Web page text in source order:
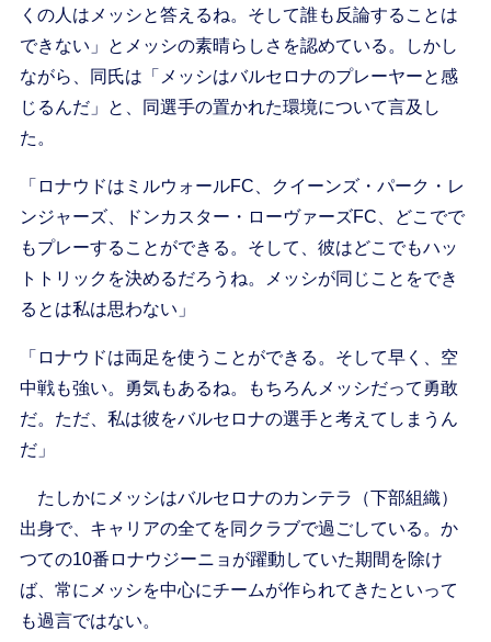
くの人はメッシと答えるね。そして誰も反論することは
できない」とメッシの素晴らしさを認めている。しかし
ながら、同氏は「メッシはバルセロナのプレーヤーと感
じるんだ」と、同選手の置かれた環境について言及し
た。
「ロナウドはミルウォールFC、クイーンズ・パーク・レ
ンジャーズ、ドンカスター・ローヴァーズFC、どこでで
もプレーすることができる。そして、彼はどこでもハッ
トトリックを決めるだろうね。メッシが同じことをでき
るとは私は思わない」
「ロナウドは両足を使うことができる。そして早く、空
中戦も強い。勇気もあるね。もちろんメッシだって勇敢
だ。ただ、私は彼をバルセロナの選手と考えてしまうん
だ」
たしかにメッシはバルセロナのカンテラ（下部組織）
出身で、キャリアの全てを同クラブで過ごしている。か
つての10番ロナウジーニョが躍動していた期間を除け
ば、常にメッシを中心にチームが作られてきたといって
も過言ではない。